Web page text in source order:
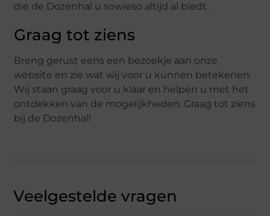
die de Dozenhal u sowieso altijd al biedt.
Graag tot ziens
Breng gerust eens een bezoekje aan onze
website en zie wat wij voor u kunnen betekenen.
Wij staan graag voor u klaar en helpen u met het
ontdekken van de mogelijkheden. Graag tot ziens
bij de Dozenhal!
Veelgestelde vragen